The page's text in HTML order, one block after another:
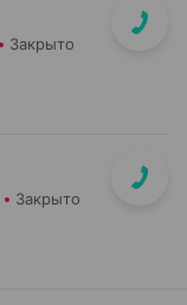
Закрыто
Закрыто